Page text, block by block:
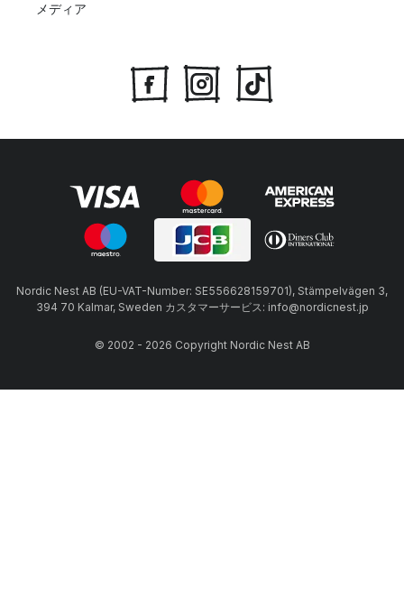
メディア
Nordic Nest AB (EU-VAT-Number: SE556628159701), Stämpelvägen 3,
394 70 Kalmar, Sweden カスタマーサービス: info@nordicnest.jp
© 2002 - 2026 Copyright Nordic Nest AB